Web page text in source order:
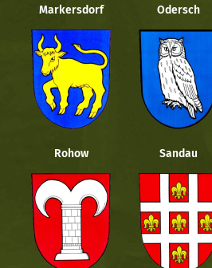
Markersdorf Odersch
Rohow Sandau